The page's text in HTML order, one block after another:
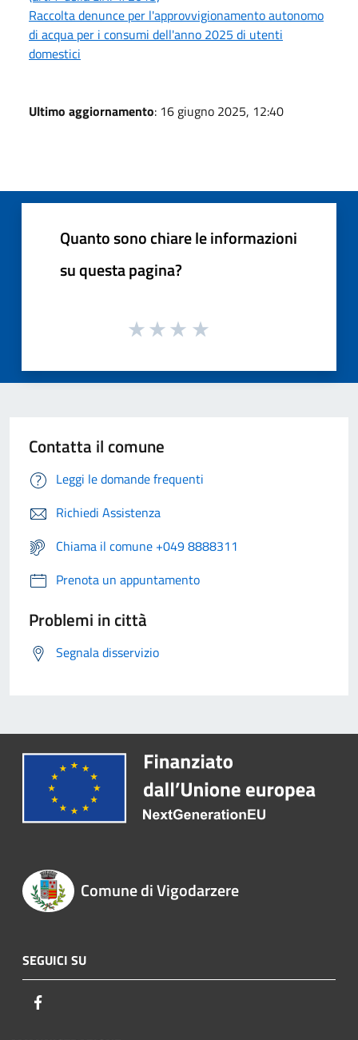
Raccolta denunce per l'approvvigionamento autonomo
di acqua per i consumi dell'anno 2025 di utenti
domestici
Ultimo aggiornamento: 16 giugno 2025, 12:40
Quanto sono chiare le informazioni
su questa pagina?
Contatta il comune
Leggi le domande frequenti
Richiedi Assistenza
Chiama il comune +049 8888311
Prenota un appuntamento
Problemi in città
Segnala disservizio
Comune di Vigodarzere
SEGUICI SU